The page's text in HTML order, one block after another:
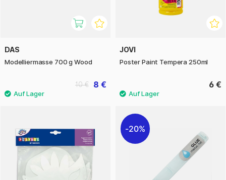
DAS
Modelliermasse 700 g Wood
8 €
10 €
JOVI
Poster Paint Tempera 250ml
6 €
20%